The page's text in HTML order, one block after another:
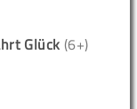
Glück (6+)